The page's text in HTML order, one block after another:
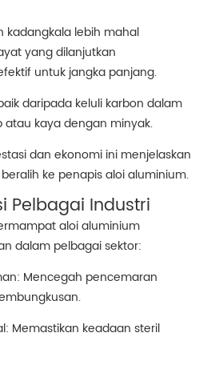
kadangkala lebih mahal
yang dilanjutkan
untuk jangka panjang.
daripada keluli karbon dalam
kaya dengan minyak.
dan ekonomi ini menjelaskan
ke penapis aloi aluminium.
Pelbagai Industri
aloi aluminium
dalam pelbagai sektor:
Mencegah pencemaran
Memastikan keadaan steril